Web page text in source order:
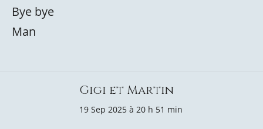
Bye bye
Man
Gigi et Martin
19 Sep 2025 à 20 h 51 min